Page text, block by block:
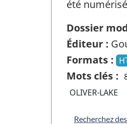
été
Dossier
Éditeur :
Formats :
Mots clés :
OLIVER-LAKE
Recherchez